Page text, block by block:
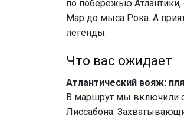
по побережью
Мар до мыса Рока. А
легенды.
Что вас ожидает
Атлантический вояж:
В маршрут мы включили
Лиссабона.